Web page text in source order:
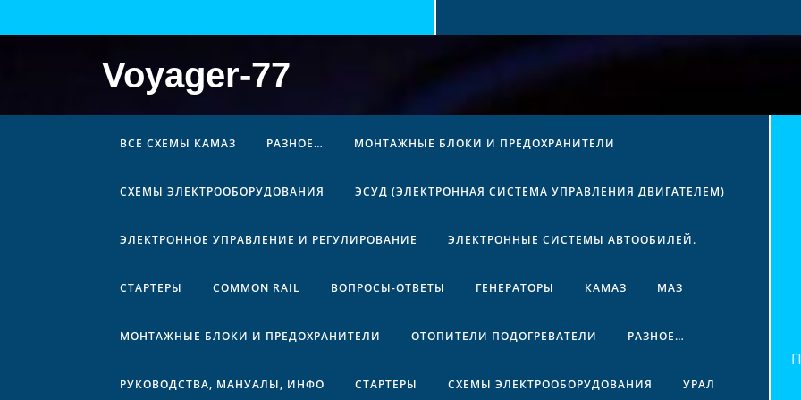
Voyager-77
ВСЕ СХЕМЫ КАМАЗ РАЗНОЕ… МОНТАЖНЫЕ БЛОКИ И ПРЕДОХРАНИТЕЛИ
СХЕМЫ ЭЛЕКТРООБОРУДОВАНИЯ ЭСУД (ЭЛЕКТРОННАЯ СИСТЕМА УПРАВЛЕНИЯ ДВИГАТЕЛЕМ)
ЭЛЕКТРОННОЕ УПРАВЛЕНИЕ И РЕГУЛИРОВАНИЕ ЭЛЕКТРОННЫЕ СИСТЕМЫ АВТООБИЛЕЙ.
СТАРТЕРЫ COMMON RAIL ВОПРОСЫ-ОТВЕТЫ ГЕНЕРАТОРЫ КАМАЗ МАЗ
МОНТАЖНЫЕ БЛОКИ И ПРЕДОХРАНИТЕЛИ ОТОПИТЕЛИ ПОДОГРЕВАТЕЛИ РАЗНОЕ…
РУКОВОДСТВА, МАНУАЛЫ, ИНФО СТАРТЕРЫ СХЕМЫ ЭЛЕКТРООБОРУДОВАНИЯ УРАЛ